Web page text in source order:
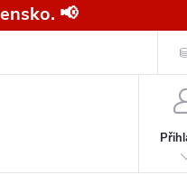
📢
Všeobecné obchodní podmínky pro